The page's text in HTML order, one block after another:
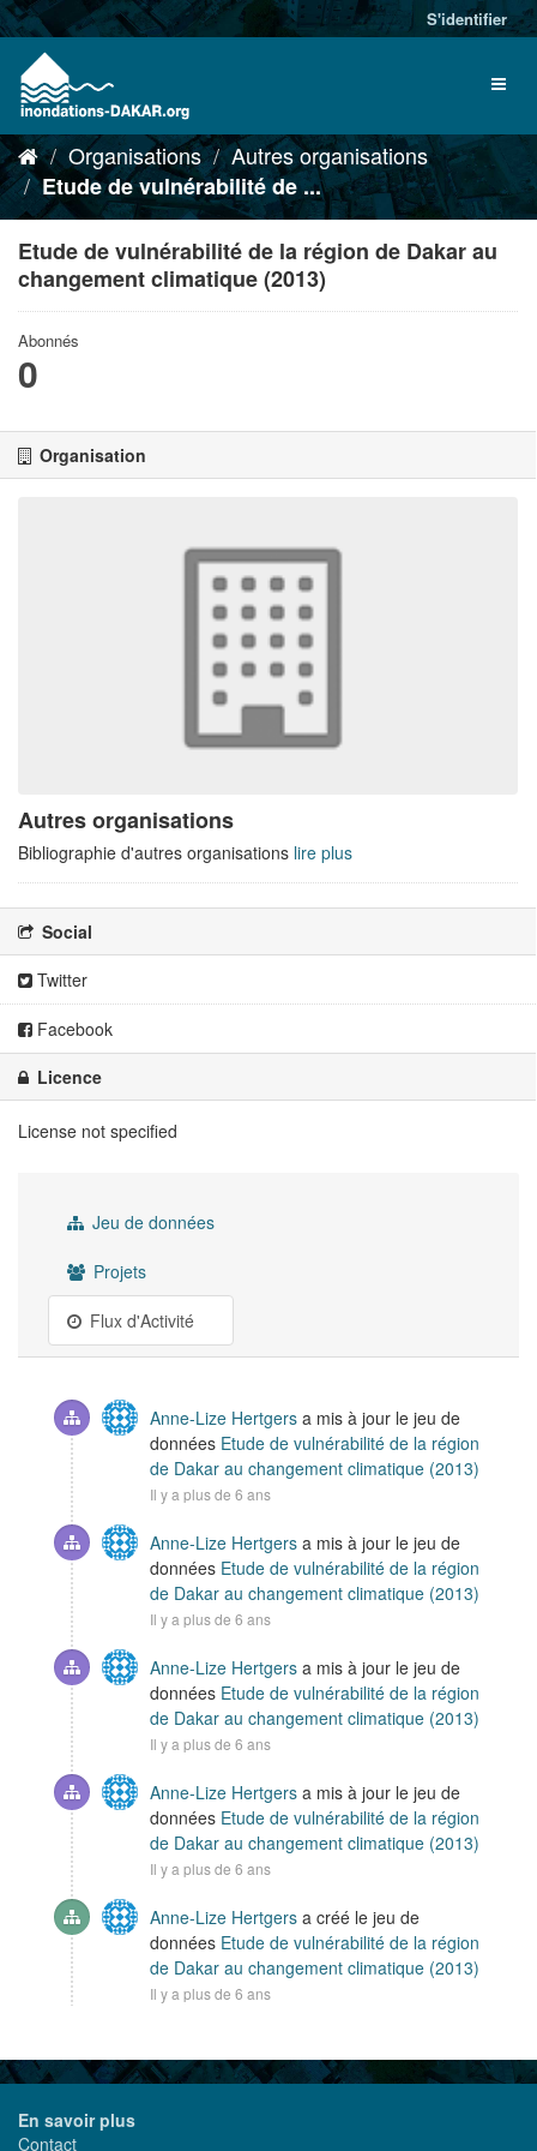
S'identifier
Organisations
Autres organisations
Etude de vulnérabilité de ...
Etude de vulnérabilité de la région de Dakar au
changement climatique (2013)
Abonnés
0
Organisation
Autres organisations
Bibliographie d'autres organisations lire plus
Social
Twitter
Facebook
Licence
License not specified
Jeu de données
Projets
Flux d'Activité
Anne-Lize Hertgers a mis à jour le jeu de
données Etude de vulnérabilité de la région
de Dakar au changement climatique (2013)
Il y a plus de 6 ans
Anne-Lize Hertgers a mis à jour le jeu de
données Etude de vulnérabilité de la région
de Dakar au changement climatique (2013)
Il y a plus de 6 ans
Anne-Lize Hertgers a mis à jour le jeu de
données Etude de vulnérabilité de la région
de Dakar au changement climatique (2013)
Il y a plus de 6 ans
Anne-Lize Hertgers a mis à jour le jeu de
données Etude de vulnérabilité de la région
de Dakar au changement climatique (2013)
Il y a plus de 6 ans
Anne-Lize Hertgers a créé le jeu de
données Etude de vulnérabilité de la région
de Dakar au changement climatique (2013)
Il y a plus de 6 ans
En savoir plus
Contact